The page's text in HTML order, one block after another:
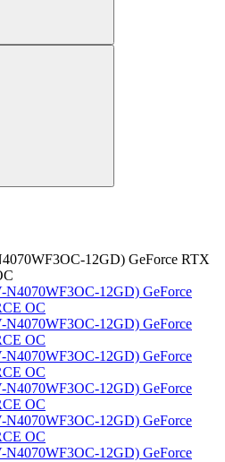
12GD) GeForce RTX